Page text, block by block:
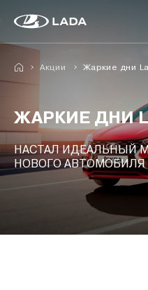
Акции Жаркие дни
ЖАРКИЕ ДНИ
НАСТАЛ ИДЕАЛЬНЫЙ
НОВОГО АВТОМОБИЛЯ